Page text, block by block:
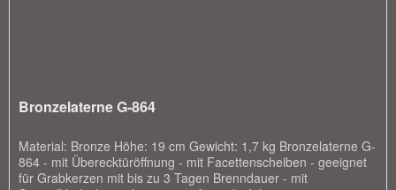
Bronzelaterne G-864
Material: Bronze Höhe: 19 cm Gewicht: 1,7 kg Bronzelaterne G-
864 - mit Überecktüröffnung - mit Facettenscheiben - geeignet
für Grabkerzen mit bis zu 3 Tagen Brenndauer - mit